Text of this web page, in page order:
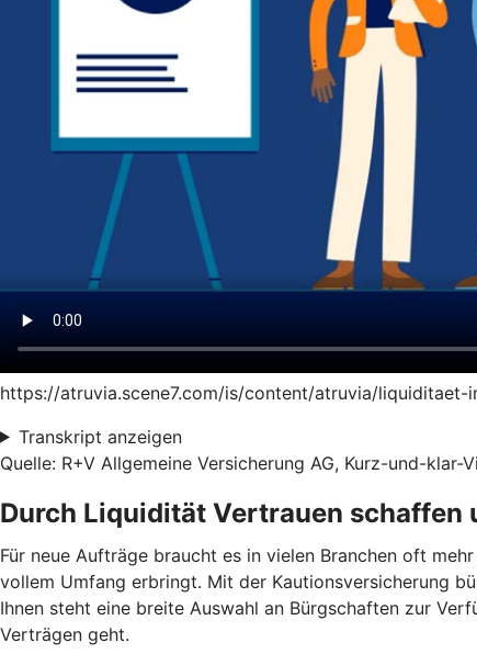
https://atruvia.scene7.com/is/content/atruvia/liquiditaet-
Transkript anzeigen
Quelle: R+V Allgemeine Versicherung AG, Kurz-und-
Durch Liquidität Vertrauen schaffen
Für neue Aufträge braucht es in vielen Branchen oft
vollem Umfang erbringt. Mit der Kautionsversicherung
Ihnen steht eine breite Auswahl an Bürgschaften zur
Verträgen geht.